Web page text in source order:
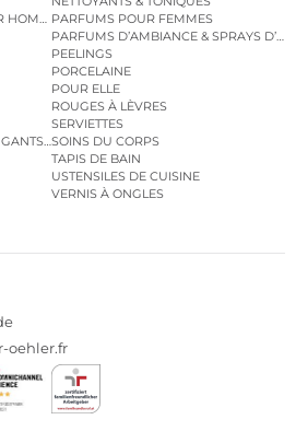
HOMMESPARFUMS POUR FEMMES
PARFUMS D’AMBIANCE & SPRAYS
PEELINGS
PORCELAINE
POUR ELLE
ROUGES À LÈVRES
SERVIETTES
DE TOILETTE
SOINS DU CORPS
TAPIS DE BAIN
USTENSILES DE CUISINE
VERNIS À ONGLES
oehler.fr